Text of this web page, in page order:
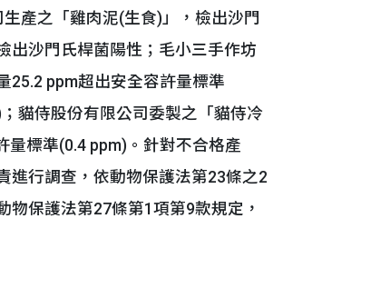
產之「雞肉泥(生食)」，檢出沙門
出沙門氏桿菌陽性；毛小三手作坊
25.2 ppm超出安全容許量標準
貓侍股份有限公司委製之「貓侍冷
量標準(0.4 ppm)。針對不合格產
進行調查，依動物保護法第23條之2
保護法第27條第1項第9款規定，